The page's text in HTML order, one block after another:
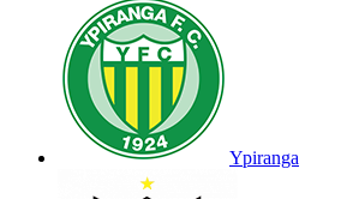
Ypiranga